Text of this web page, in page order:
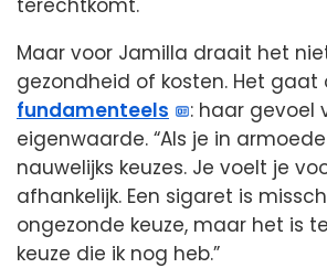
terechtkomt.
Maar voor Jamilla draait het
gezondheid of kosten. Het gaat
fundamenteels
: haar gevoel
eigenwaarde. “Als je in
nauwelijks keuzes. Je voelt je
afhankelijk. Een sigaret is
ongezonde keuze, maar het is
keuze die ik nog heb.”